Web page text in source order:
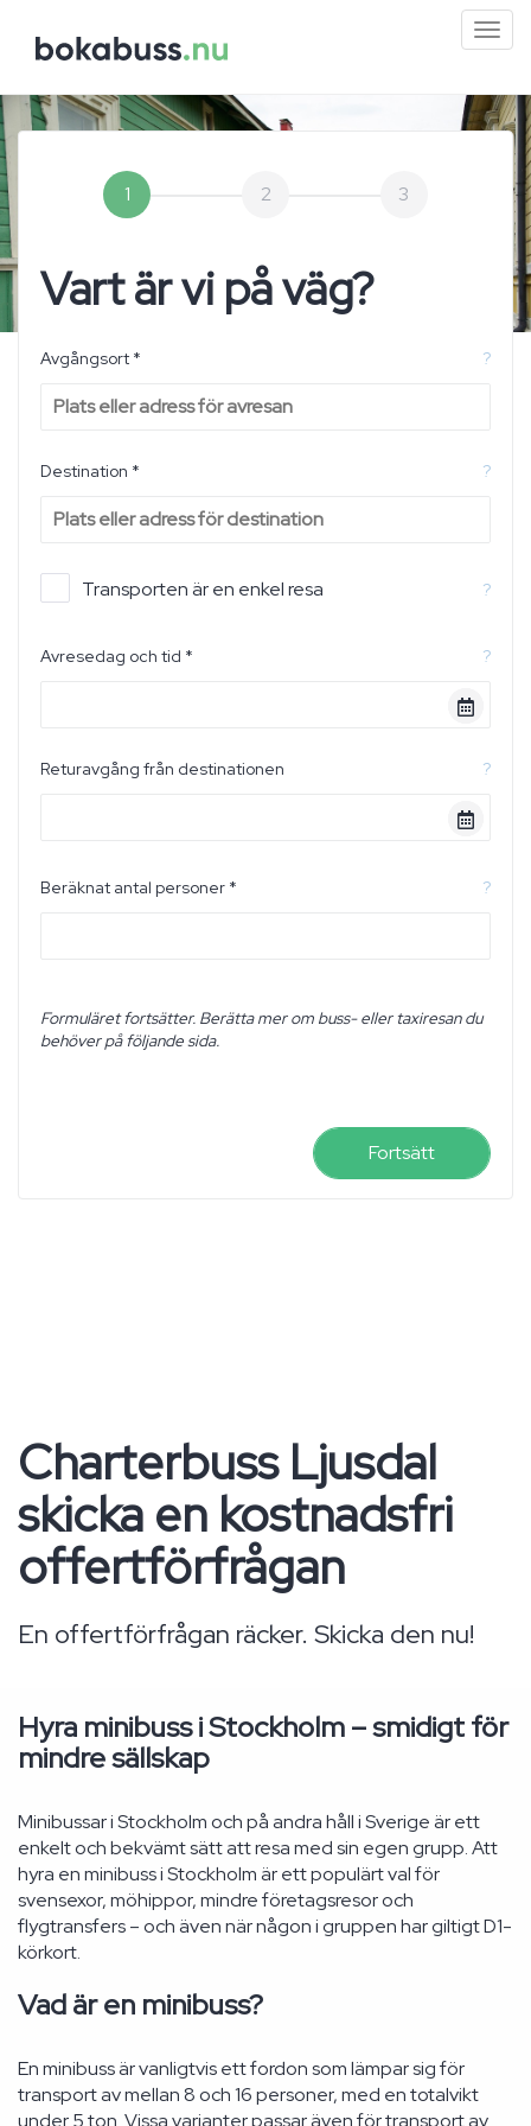
1 2 3
Vart är vi på väg?
Avgångsort * ?
Destination * ?
Transporten är en enkel resa ?
Avresedag och tid * ?
Returavgång från destinationen ?
Beräknat antal personer * ?
Formuläret fortsätter. Berätta mer om buss- eller taxiresan du
behöver på följande sida.
Fortsätt
Charterbuss Ljusdal
skicka en kostnadsfri
offertförfrågan
En offertförfrågan räcker. Skicka den nu!
Hyra minibuss i Stockholm – smidigt för
mindre sällskap
Minibussar i Stockholm och på andra håll i Sverige är ett
enkelt och bekvämt sätt att resa med sin egen grupp. Att
hyra en minibuss i Stockholm är ett populärt val för
svensexor, möhippor, mindre företagsresor och
flygtransfers – och även när någon i gruppen har giltigt D1-
körkort.
Vad är en minibuss?
En minibuss är vanligtvis ett fordon som lämpar sig för
transport av mellan 8 och 16 personer, med en totalvikt
under 5 ton. Vissa varianter passar även för transport av